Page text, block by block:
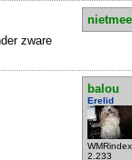
zware
balou
Erelid
2.233